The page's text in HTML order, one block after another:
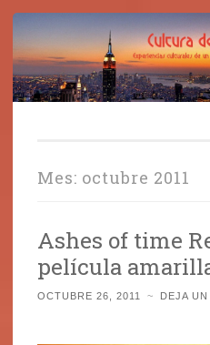
contenido
Mes: octubre 2011
Ashes of time
película
OCTUBRE 26, 2011 ~ DEJA